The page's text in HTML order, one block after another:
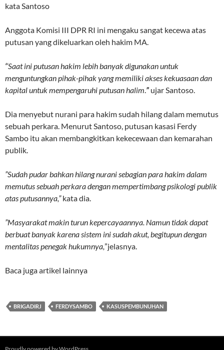
kata Santoso
Anggota Komisi III DPR RI ini mengaku sangat kecewa atas
putusan yang dikeluarkan oleh hakim MA.
‘‘Saat ini putusan hakim lebih banyak digunakan untuk
menguntungkan pihak-pihak yang memiliki akses kekuasaan dan
kapital untuk mempengaruhi putusan halim ” ujar Santoso.
Dia menyebut nurani para hakim sudah hilang dalam memutus
sebuah perkara. Menurut Santoso, putusan kasasi Ferdy
Sambo itu akan membangkitkan kekecewaan dan kemarahan
publik.
”Sudah pudar bahkan hilang nurani sebagian para hakim dalam
memutus sebuah perkara dengan mempertimbang psikologi publik
atas putusannya,”kata dia.
”Masyarakat makin turun kepercayaannya. Namun tidak dapat
berbuat banyak karena sistem ini sudah akut, begitupun dengan
mentalitas penegak hukumnya,”jelasnya.
Baca juga artikel lainnya
BRIGADIRJ FERDYSAMBO KASUSPEMBUNUHAN